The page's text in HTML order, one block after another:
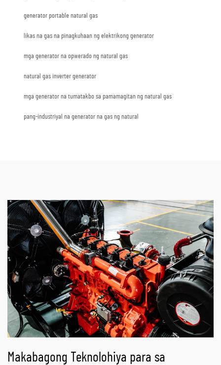
generator portable natural gas
likas na gas na pinagkuhaan ng elektrikong generator
mga generator na opwerado ng natural gas
natural gas inverter generator
mga generator na tumatakbo sa pamamagitan ng natural gas
pang-industriyal na generator na gas ng natural
Makabagong Teknolohiya para sa